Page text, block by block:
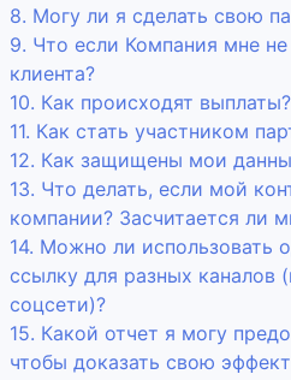
8. Могу ли я сделать свою
9. Что если Компания мне не
клиента?
10. Как происходят выплаты?
11. Как стать участником
12. Как защищены мои
13. Что делать, если мой
компании? Засчитается ли
14. Можно ли использовать
ссылку для разных каналов
соцсети)?
15. Какой отчет я могу
чтобы доказать свою